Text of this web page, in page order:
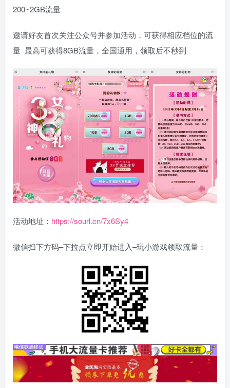
200~2GB流量
邀请好友首次关注公众号并参加活动，可获得相应档位的流
量 最高可获得8GB流量，全国通用，领取后不秒到
活动地址： https://sourl.cn/7x6Sy4
微信扫下方码–下拉点立即开始进入–玩小游戏领取流量：